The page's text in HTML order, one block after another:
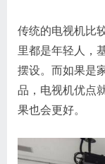
传统的电视机比
里都是年轻人，
摆设。而如果是
品，电视机优点
果也会更好。